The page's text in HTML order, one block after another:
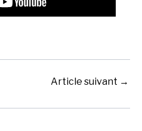
Article suivant →